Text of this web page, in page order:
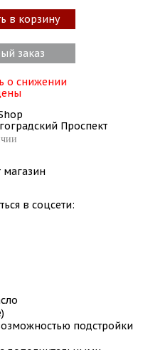
в корзину
заказ
о снижении
Проспект
магазин
в соцсети:
подстройки